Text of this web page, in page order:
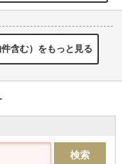
含む）をもっと見る